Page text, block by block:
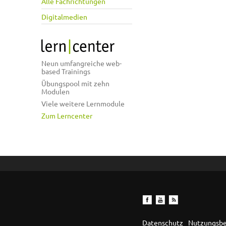
Digitalmedien
Neun umfangreiche web-
based Trainings
Übungspool mit zehn
Modulen
Viele weitere Lernmodule
Zum Lerncenter
Datenschutz